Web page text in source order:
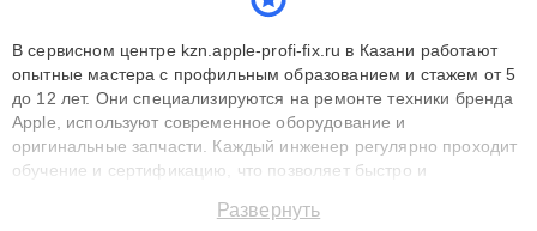
В сервисном центре kzn.apple-profi-fix.ru в Казани работают
опытные мастера с профильным образованием и стажем от 5
до 12 лет. Они специализируются на ремонте техники бренда
Apple, используют современное оборудование и
оригинальные запчасти. Каждый инженер регулярно проходит
обучение и сертификацию, что позволяет быстро и
сохранением гарантии до 3 лет. Наши мастера решают
Развернуть